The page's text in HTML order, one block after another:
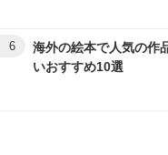
6
海外の絵本で人気の作
いおすすめ10選